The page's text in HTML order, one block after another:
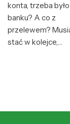
konta, trzeba
banku? A co z
przelewem?
stać w kolejce,…